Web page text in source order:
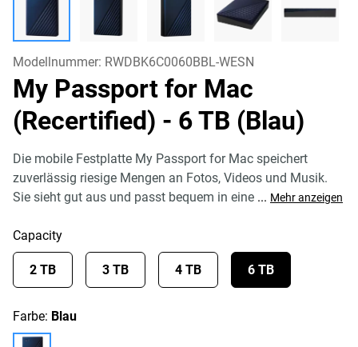
Modellnummer: RWDBK6C0060BBL-WESN
My Passport for Mac
(Recertified) - 6 TB (Blau)
Die mobile Festplatte My Passport for Mac speichert
zuverlässig riesige Mengen an Fotos, Videos und Musik.
Sie sieht gut aus und passt bequem in eine ... Mehr anzeigen
Capacity
2 TB 3 TB 4 TB 6 TB
Farbe: Blau